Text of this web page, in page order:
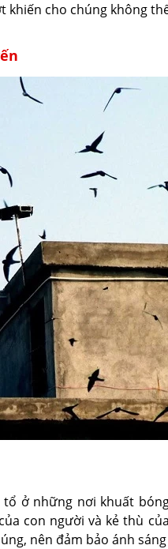
khiến cho chúng không
ở những nơi khuất
con người và kẻ thù
nên đảm bảo ánh